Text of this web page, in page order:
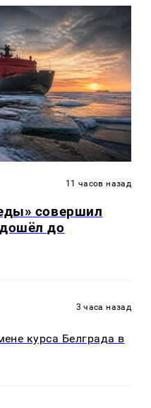
11 часов назад
совершил
до
3 часа назад
курса Белграда в